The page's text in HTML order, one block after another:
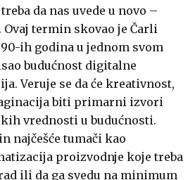
da nas uvede u novo –
Ovaj termin skovao je Čarli
ih godina u jednom svom
budućnost digitalne
Veruje se da će kreativnost,
biti primarni izvori
vrednosti u budućnosti.
najčešće tumači kao
proizvodnje koje treba
ili da ga svedu na minimum